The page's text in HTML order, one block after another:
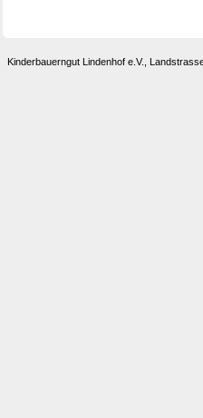
Kinderbauerngut Lindenhof e.V.,